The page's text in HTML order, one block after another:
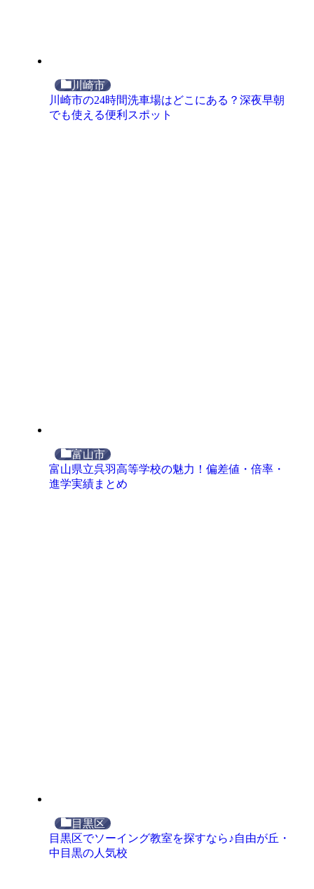
川崎市
川崎市の24時間洗車場はどこにある？深夜早朝
でも使える便利スポット
富山市
富山県立呉羽高等学校の魅力！偏差値・倍率・
進学実績まとめ
目黒区
目黒区でソーイング教室を探すなら♪自由が丘・
中目黒の人気校